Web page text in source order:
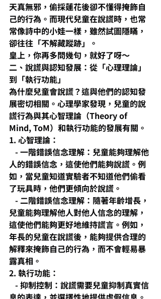
天真無邪，偷採蓮花後卻不懂得掩飾自
己的行為。而現代兒童在說謊時，也常
常像詩中的小娃一樣，雖然試圖隱瞞，
卻往往「不解藏蹤跡」。
皇上，你再多問幾句，就好了呀～
二、說謊與認知發展：從「心理理論」
到「執行功能」
為什麼兒童會說謊？這與他們的認知發
展密切相關。心理學家發現，兒童的說
謊行為與其心智理論（Theory of
Mind, ToM）和執行功能的發展有關。
1. 心智理論：
- 一階錯誤信念理解：兒童能夠理解他
人的錯誤信念，這使他們能夠說謊。例
如，當兒童知道實驗者不知道他們偷看
了玩具時，他們更傾向於說謊。
- 二階錯誤信念理解：隨著年齡增長，
兒童能夠理解他人對他人信念的理解，
這使他們能夠更好地維持謊言。例如，
年長的兒童在說謊後，能夠提供合理的
解釋來掩飾自己的行為，而不會輕易暴
露真相。
2. 執行功能：
- 抑制控制：說謊需要兒童抑制真實信